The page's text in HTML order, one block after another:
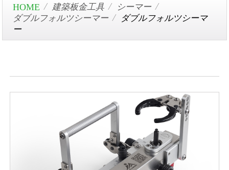
建築板金工具
シーマー
ダブルフォルツシーマー
ダブルフォルツシーマ
ー